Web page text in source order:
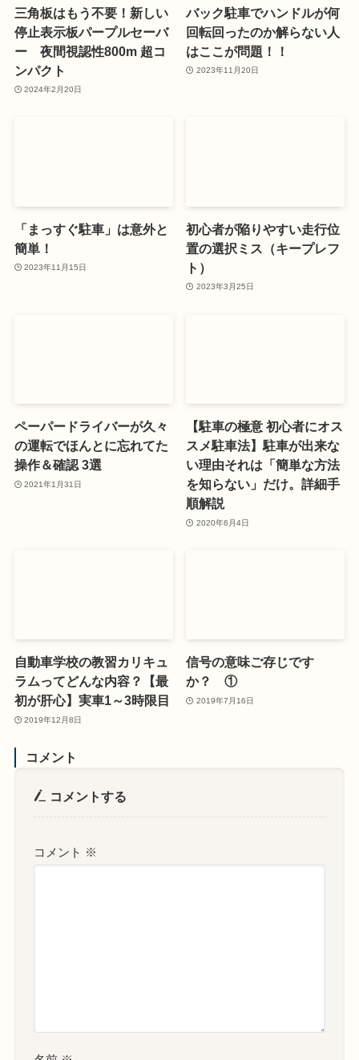
三角板はもう不要！新しい
停止表示板パープルセーバ
ー 夜間視認性800m 超コ
ンパクト
2024年2月20日
バック駐車でハンドルが何
回転回ったのか解らない人
はここが問題！！
2023年11月20日
「まっすぐ駐車」は意外と
簡単！
2023年11月15日
初心者が陥りやすい走行位
置の選択ミス（キープレフ
ト）
2023年3月25日
ペーパードライバーが久々
の運転でほんとに忘れてた
操作＆確認 3選
2021年1月31日
【駐車の極意 初心者にオス
スメ駐車法】駐車が出来な
い理由それは「簡単な方法
を知らない」だけ。詳細手
順解説
2020年6月4日
自動車学校の教習カリキュ
ラムってどんな内容？【最
初が肝心】実車1～3時限目
2019年12月8日
信号の意味ご存じです
か？ ①
2019年7月16日
コメント
コメントする
コメント ※